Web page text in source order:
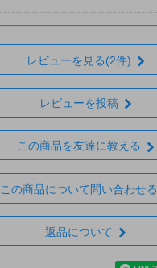
レビューを見る(2件)
レビューを投稿
この商品を友達に教える
この商品について問い合わせる
返品について